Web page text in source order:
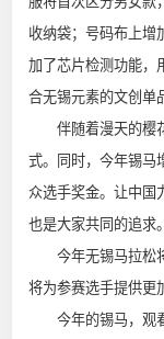
收纳袋；号码布上增
加了芯片检测功能，
合无锡元素的文创单
伴随着漫天的樱花
式。同时，今年锡马
众选手奖金。让中国
也是大家共同的追求。
今年无锡马拉松将
将为参赛选手提供更
今年的锡马，观看